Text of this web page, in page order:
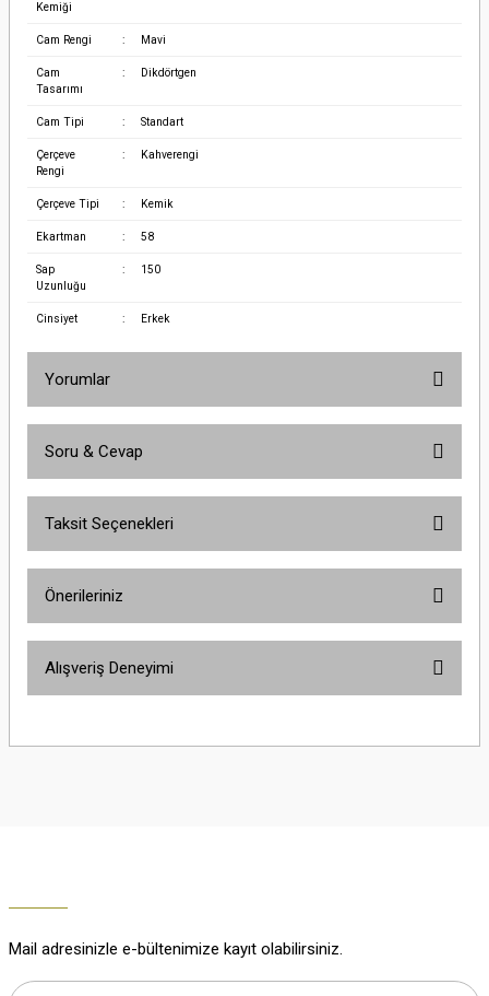
Kemiği
Cam Rengi : Mavi
Cam
Tasarımı
: Dikdörtgen
Cam Tipi : Standart
Çerçeve
Rengi
: Kahverengi
Çerçeve Tipi : Kemik
Ekartman : 58
Sap
Uzunluğu
: 150
Cinsiyet : Erkek
Yorumlar
Soru & Cevap
Taksit Seçenekleri
Önerileriniz
yetersiz gördüğünüz noktaları öneri formunu kullanarak tarafımıza
Alışveriş Deneyimi
Mail adresinizle e-bültenimize kayıt olabilirsiniz.